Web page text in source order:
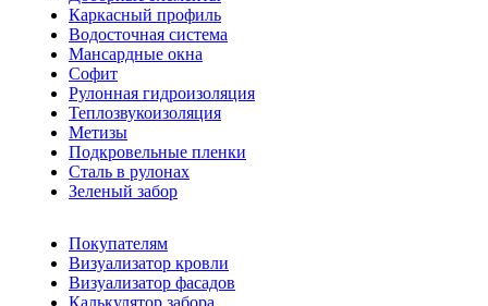
Каркасный профиль
Водосточная система
Мансардные окна
Софит
Рулонная гидроизоляция
Теплозвукоизоляция
Метизы
Подкровельные пленки
Сталь в рулонах
Зеленый забор
Покупателям
Визуализатор кровли
Визуализатор фасадов
Калькулятор забора